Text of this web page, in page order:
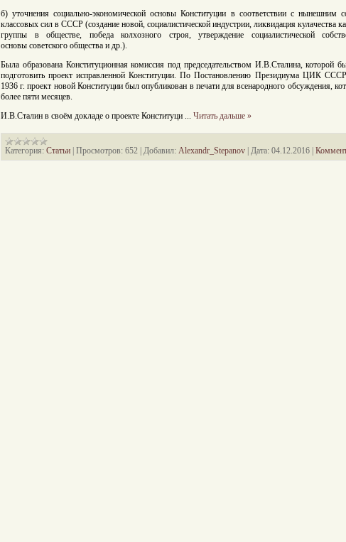
б) уточнения социально-экономической основы Конституции в соответствии с нынешним
классовых сил в СССР (создание новой, социалистической индустрии, ликвидация кулачества
группы в обществе, победа колхозного строя, утверждение социалистической
основы советского общества и др.).
Была образована Конституционная комиссия под председательством И.В.Сталина, которой
подготовить проект исправленной Конституции. По Постановлению Президиума ЦИК
1936 г. проект новой Конституции был опубликован в печати для всенародного обсуждения,
более пяти месяцев.
И.В.Сталин в своём докладе о проекте Конституци ... Читать дальше »
Категория: Статьи Просмотров: 652 Добавил: Alexandr_Stepanov Дата: 04.12.2016